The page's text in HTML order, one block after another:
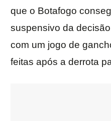
que o Botafogo
suspensivo da
com um jogo de
feitas após a derrota